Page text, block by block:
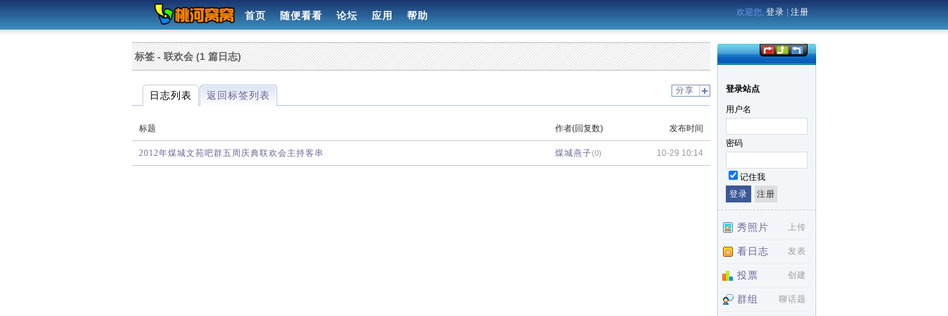
首页 随便看看 论坛 应用 帮助 欢迎您, 登录 注册
标签 - 联欢会 (1 篇日志)
分享
日志列表 返回标签列表
标题 作者(回复数) 发布时间
2012年煤城文苑吧群五周庆典联欢会主持客串 煤城燕子(0) 10-29 10:14
登录站点
用户名
密码
记住我
秀照片 上传
看日志 发表
投票 创建
群组 聊话题